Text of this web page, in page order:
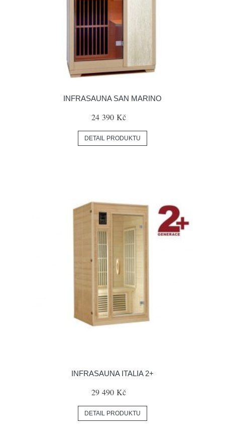
INFRASAUNA SAN MARINO
24 390 Kč
DETAIL PRODUKTU
INFRASAUNA ITALIA 2+
29 490 Kč
DETAIL PRODUKTU